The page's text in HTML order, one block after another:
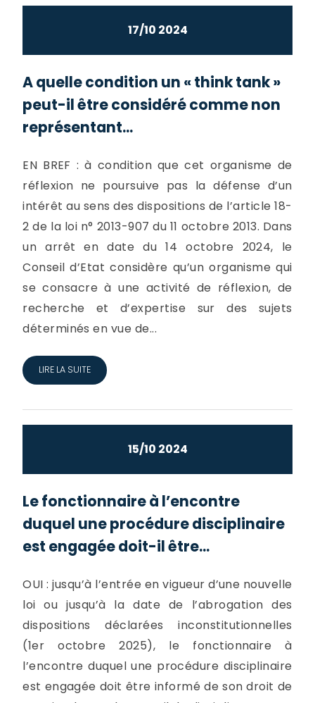
17/10 2024
A quelle condition un « think tank »
peut-il être considéré comme non
représentant...
EN BREF : à condition que cet organisme de
réflexion ne poursuive pas la défense d’un
intérêt au sens des dispositions de l’article 18-
2 de la loi n° 2013-907 du 11 octobre 2013. Dans
un arrêt en date du 14 octobre 2024, le
Conseil d’Etat considère qu’un organisme qui
se consacre à une activité de réflexion, de
recherche et d’expertise sur des sujets
déterminés en vue de...
LIRE LA SUITE
15/10 2024
Le fonctionnaire à l’encontre
duquel une procédure disciplinaire
est engagée doit-il être...
OUI : jusqu’à l’entrée en vigueur d’une nouvelle
loi ou jusqu’à la date de l’abrogation des
dispositions déclarées inconstitutionnelles
(1er octobre 2025), le fonctionnaire à
l’encontre duquel une procédure disciplinaire
est engagée doit être informé de son droit de